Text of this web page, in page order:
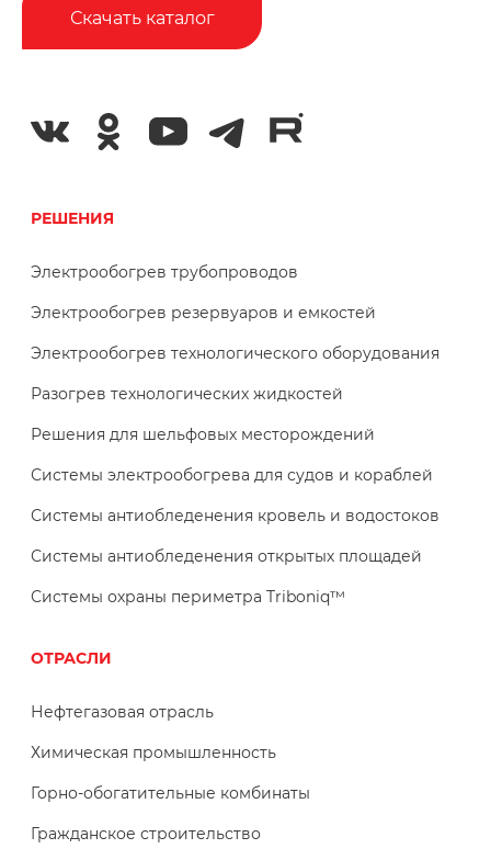
Скачать каталог
РЕШЕНИЯ
Электрообогрев трубопроводов
Электрообогрев резервуаров и емкостей
Электрообогрев технологического оборудования
Разогрев технологических жидкостей
Решения для шельфовых месторождений
Системы электрообогрева для судов и кораблей
Системы антиобледенения кровель и водостоков
Системы антиобледенения открытых площадей
Системы охраны периметра Triboniq™
ОТРАСЛИ
Нефтегазовая отрасль
Химическая промышленность
Горно-обогатительные комбинаты
Гражданское строительство